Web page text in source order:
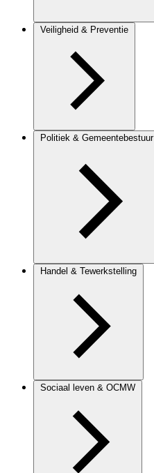
Veiligheid & Preventie
Politiek & Gemeentebestuur
Handel & Tewerkstelling
Sociaal leven & OCMW